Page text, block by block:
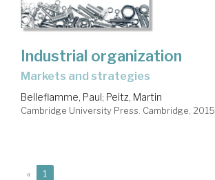
Industrial organization
markets and strategies
Belleflamme, Paul; Peitz, Martin
Cambridge University Press. Cambridge, 2015
« 1